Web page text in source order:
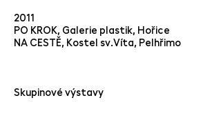
2011
PO KROK, Galerie plastik, Hořice
NA CESTĚ, Kostel sv.Víta, Pelhřimo
Skupinové výstavy